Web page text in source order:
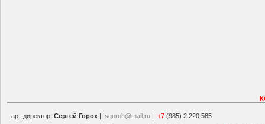
арт директор: Сергей Горох | sgoroh@mail.ru | +7 (985) 2 220 585